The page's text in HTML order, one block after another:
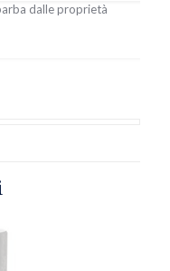
dalle proprietà